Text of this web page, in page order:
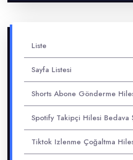
Liste
Sayfa Listesi
Shorts Abone Gönderme
Spotify Takipçi Hilesi Bedava
Tiktok Izlenme Çoğaltma